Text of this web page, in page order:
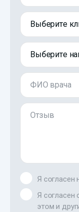
Выберите
Выберите
ФИО врача
Отзыв
Я согласен
Я согласен
этом и